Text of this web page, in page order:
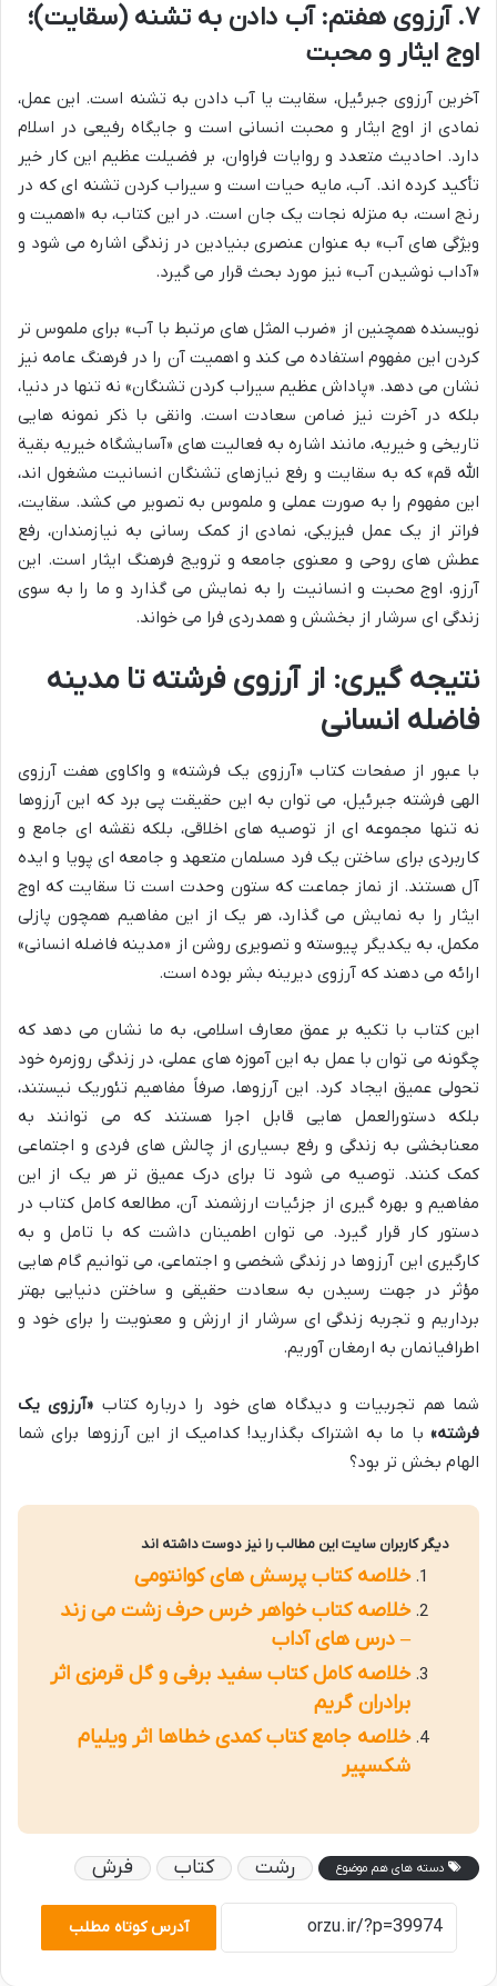
۷. آرزوی هفتم: آب دادن به تشنه (سقایت)؛
اوج ایثار و محبت
آخرین آرزوی جبرئیل، سقایت یا آب دادن به تشنه است. این عمل،
نمادی از اوج ایثار و محبت انسانی است و جایگاه رفیعی در اسلام
دارد. احادیث متعدد و روایات فراوان، بر فضیلت عظیم این کار خیر
تأکید کرده اند. آب، مایه حیات است و سیراب کردن تشنه ای که در
رنج است، به منزله نجات یک جان است. در این کتاب، به «اهمیت و
ویژگی های آب» به عنوان عنصری بنیادین در زندگی اشاره می شود و
«آداب نوشیدن آب» نیز مورد بحث قرار می گیرد.
نویسنده همچنین از «ضرب المثل های مرتبط با آب» برای ملموس تر
کردن این مفهوم استفاده می کند و اهمیت آن را در فرهنگ عامه نیز
نشان می دهد. «پاداش عظیم سیراب کردن تشنگان» نه تنها در دنیا،
بلکه در آخرت نیز ضامن سعادت است. وانقی با ذکر نمونه هایی
تاریخی و خیریه، مانند اشاره به فعالیت های «آسایشگاه خیریه بقیة
الله قم» که به سقایت و رفع نیازهای تشنگان انسانیت مشغول اند،
این مفهوم را به صورت عملی و ملموس به تصویر می کشد. سقایت،
فراتر از یک عمل فیزیکی، نمادی از کمک رسانی به نیازمندان، رفع
عطش های روحی و معنوی جامعه و ترویج فرهنگ ایثار است. این
آرزو، اوج محبت و انسانیت را به نمایش می گذارد و ما را به سوی
زندگی ای سرشار از بخشش و همدردی فرا می خواند.
نتیجه گیری: از آرزوی فرشته تا مدینه
فاضله انسانی
با عبور از صفحات کتاب «آرزوی یک فرشته» و واکاوی هفت آرزوی
الهی فرشته جبرئیل، می توان به این حقیقت پی برد که این آرزوها
نه تنها مجموعه ای از توصیه های اخلاقی، بلکه نقشه ای جامع و
کاربردی برای ساختن یک فرد مسلمان متعهد و جامعه ای پویا و ایده
آل هستند. از نماز جماعت که ستون وحدت است تا سقایت که اوج
ایثار را به نمایش می گذارد، هر یک از این مفاهیم همچون پازلی
مکمل، به یکدیگر پیوسته و تصویری روشن از «مدینه فاضله انسانی»
ارائه می دهند که آرزوی دیرینه بشر بوده است.
این کتاب با تکیه بر عمق معارف اسلامی، به ما نشان می دهد که
چگونه می توان با عمل به این آموزه های عملی، در زندگی روزمره خود
تحولی عمیق ایجاد کرد. این آرزوها، صرفاً مفاهیم تئوریک نیستند،
بلکه دستورالعمل هایی قابل اجرا هستند که می توانند به
معنابخشی به زندگی و رفع بسیاری از چالش های فردی و اجتماعی
کمک کنند. توصیه می شود تا برای درک عمیق تر هر یک از این
مفاهیم و بهره گیری از جزئیات ارزشمند آن، مطالعه کامل کتاب در
دستور کار قرار گیرد. می توان اطمینان داشت که با تامل و به
کارگیری این آرزوها در زندگی شخصی و اجتماعی، می توانیم گام هایی
مؤثر در جهت رسیدن به سعادت حقیقی و ساختن دنیایی بهتر
برداریم و تجربه زندگی ای سرشار از ارزش و معنویت را برای خود و
اطرافیانمان به ارمغان آوریم.
شما هم تجربیات و دیدگاه های خود را درباره کتاب «آرزوی یک
فرشته» با ما به اشتراک بگذارید! کدامیک از این آرزوها برای شما
الهام بخش تر بود؟
دیگر کاربران سایت این مطالب را نیز دوست داشته اند
خلاصه کتاب پرسش های کوانتومی
خلاصه کتاب خواهر خرس حرف زشت می زند
– درس های آداب
خلاصه کامل کتاب سفید برفی و گل قرمزی اثر
برادران گریم
خلاصه جامع کتاب کمدی خطاها اثر ویلیام
شکسپیر
دسته های هم موضوع رشت کتاب فرش
آدرس کوتاه مطلب